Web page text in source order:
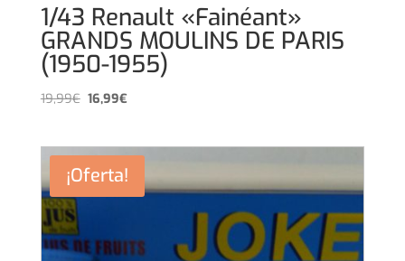
1/43 Renault «Fainéant»
GRANDS MOULINS DE PARIS
(1950-1955)
19,99€El
era:
19,99€.
16,99€El
es:
16,99€.
¡Oferta!